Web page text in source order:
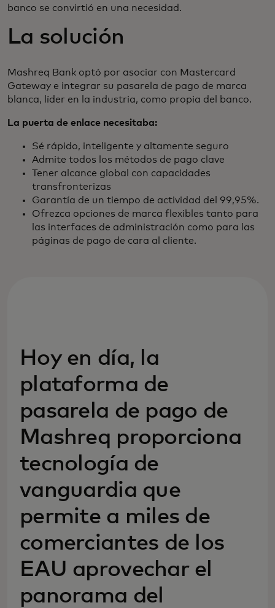
banco se convirtió en una necesidad.
La solución
Mashreq Bank optó por asociar con Mastercard
Gateway e integrar su pasarela de pago de marca
blanca, líder en la industria, como propia del banco.
La puerta de enlace necesitaba:
Sé rápido, inteligente y altamente seguro
Admite todos los métodos de pago clave
Tener alcance global con capacidades
transfronterizas
Garantía de un tiempo de actividad del 99,95%.
Ofrezca opciones de marca flexibles tanto para
las interfaces de administración como para las
páginas de pago de cara al cliente.
Hoy en día, la
plataforma de
pasarela de pago de
Mashreq proporciona
tecnología de
vanguardia que
permite a miles de
comerciantes de los
EAU aprovechar el
panorama del